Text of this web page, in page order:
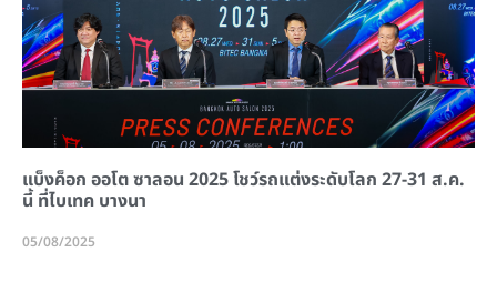
แบ็งค็อก ออโต ซาลอน 2025 โชว์รถแต่งระดับโลก 27-31 ส.ค.
นี้ ที่ไบเทค บางนา
05/08/2025